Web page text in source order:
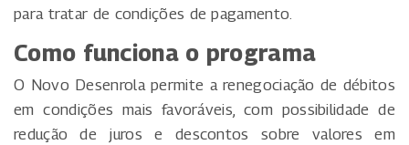
para tratar de condições de pagamento.
Como funciona o programa
O Novo Desenrola permite a renegociação de débitos
em condições mais favoráveis, com possibilidade de
redução de juros e descontos sobre valores em